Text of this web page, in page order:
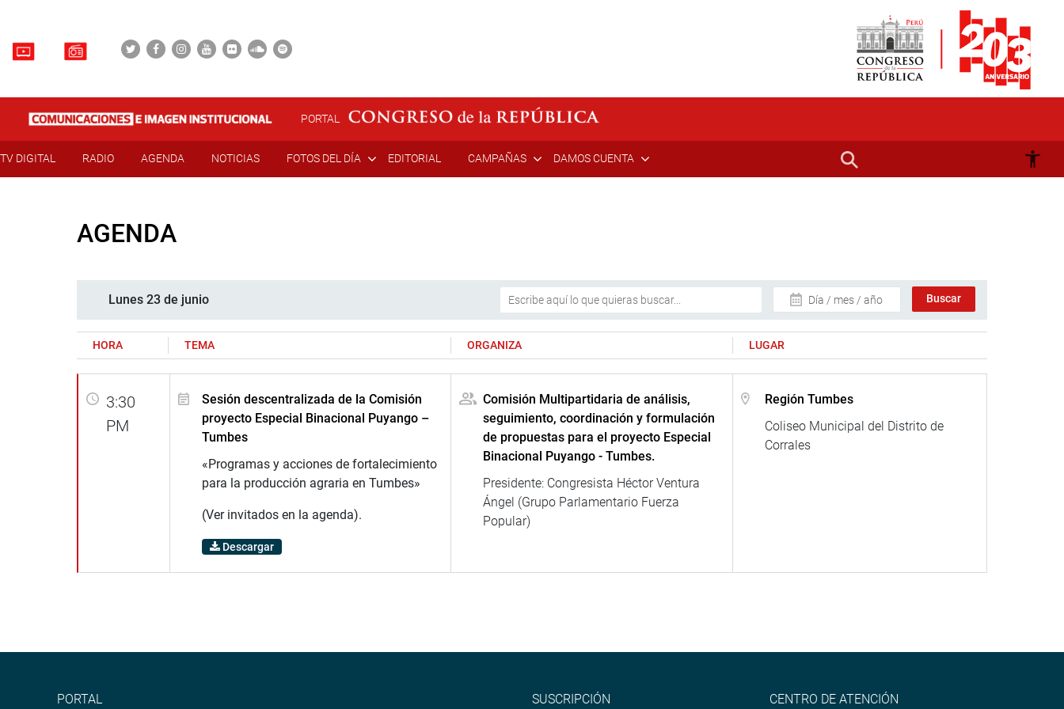
PORTAL
TV DIGITAL RADIO AGENDA NOTICIAS FOTOS DEL DÍA EDITORIAL CAMPAÑAS DAMOS CUENTA
AGENDA
Lunes 23 de junio Día / mes / año
HORA TEMA ORGANIZA LUGAR
3:30
PM
Sesión descentralizada de la Comisión
proyecto Especial Binacional Puyango –
Tumbes
«Programas y acciones de fortalecimiento
para la producción agraria en Tumbes»
(Ver invitados en la agenda).
Descargar
Comisión Multipartidaria de análisis,
seguimiento, coordinación y formulación
de propuestas para el proyecto Especial
Binacional Puyango - Tumbes.
Presidente: Congresista Héctor Ventura
Ángel (Grupo Parlamentario Fuerza
Popular)
Región Tumbes
Coliseo Municipal del Distrito de
Corrales
PORTAL SUSCRIPCIÓN CENTRO DE ATENCIÓN